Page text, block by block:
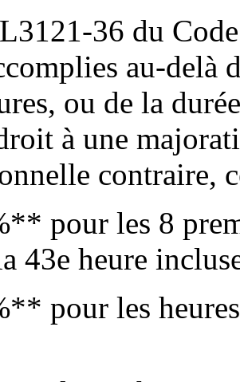
36 du
au-delà
ou de la
à une
contraire,
pour les 8
43e heure
pour les